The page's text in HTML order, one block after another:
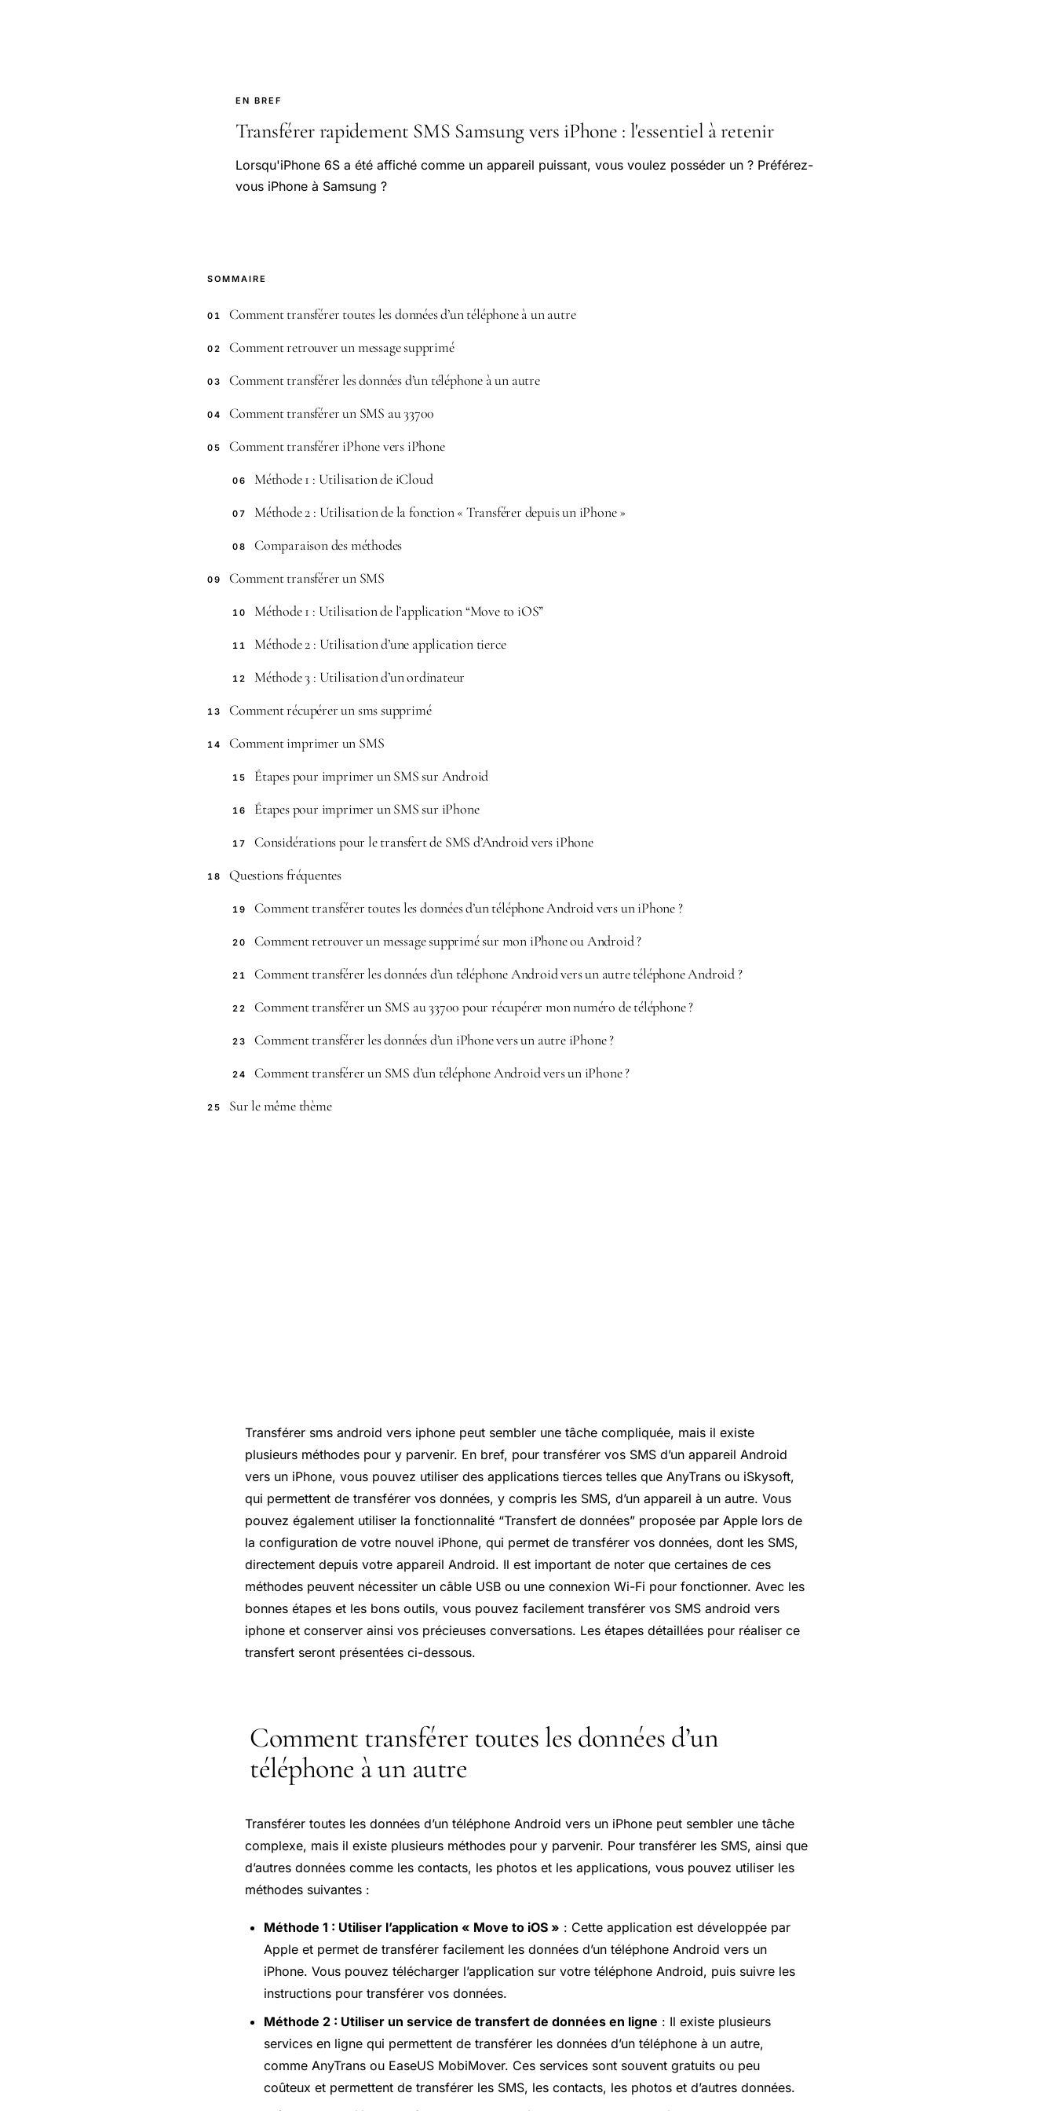
EN BREF
Transférer rapidement SMS Samsung vers iPhone : l'essentiel à retenir
Lorsqu'iPhone 6S a été affiché comme un appareil puissant, vous voulez posséder un ? Préférez-
vous iPhone à Samsung ?
SOMMAIRE
01 Comment transférer toutes les données d’un téléphone à un autre
02 Comment retrouver un message supprimé
03 Comment transférer les données d’un téléphone à un autre
04 Comment transférer un SMS au 33700
05 Comment transférer iPhone vers iPhone
06 Méthode 1 : Utilisation de iCloud
07 Méthode 2 : Utilisation de la fonction « Transférer depuis un iPhone »
08 Comparaison des méthodes
09 Comment transférer un SMS
10 Méthode 1 : Utilisation de l’application “Move to iOS”
11 Méthode 2 : Utilisation d’une application tierce
12 Méthode 3 : Utilisation d’un ordinateur
13 Comment récupérer un sms supprimé
14 Comment imprimer un SMS
15 Étapes pour imprimer un SMS sur Android
16 Étapes pour imprimer un SMS sur iPhone
17 Considérations pour le transfert de SMS d’Android vers iPhone
18 Questions fréquentes
19 Comment transférer toutes les données d’un téléphone Android vers un iPhone ?
20 Comment retrouver un message supprimé sur mon iPhone ou Android ?
21 Comment transférer les données d’un téléphone Android vers un autre téléphone Android ?
22 Comment transférer un SMS au 33700 pour récupérer mon numéro de téléphone ?
23 Comment transférer les données d’un iPhone vers un autre iPhone ?
24 Comment transférer un SMS d’un téléphone Android vers un iPhone ?
25 Sur le même thème
Transférer sms android vers iphone peut sembler une tâche compliquée, mais il existe
plusieurs méthodes pour y parvenir. En bref, pour transférer vos SMS d’un appareil Android
vers un iPhone, vous pouvez utiliser des applications tierces telles que AnyTrans ou iSkysoft,
qui permettent de transférer vos données, y compris les SMS, d’un appareil à un autre. Vous
pouvez également utiliser la fonctionnalité “Transfert de données” proposée par Apple lors de
la configuration de votre nouvel iPhone, qui permet de transférer vos données, dont les SMS,
directement depuis votre appareil Android. Il est important de noter que certaines de ces
méthodes peuvent nécessiter un câble USB ou une connexion Wi-Fi pour fonctionner. Avec les
bonnes étapes et les bons outils, vous pouvez facilement transférer vos SMS android vers
iphone et conserver ainsi vos précieuses conversations. Les étapes détaillées pour réaliser ce
transfert seront présentées ci-dessous.
Comment transférer toutes les données d’un
téléphone à un autre
Transférer toutes les données d’un téléphone Android vers un iPhone peut sembler une tâche
complexe, mais il existe plusieurs méthodes pour y parvenir. Pour transférer les SMS, ainsi que
d’autres données comme les contacts, les photos et les applications, vous pouvez utiliser les
méthodes suivantes :
Méthode 1 : Utiliser l’application « Move to iOS » : Cette application est développée par
Apple et permet de transférer facilement les données d’un téléphone Android vers un
iPhone. Vous pouvez télécharger l’application sur votre téléphone Android, puis suivre les
instructions pour transférer vos données.
Méthode 2 : Utiliser un service de transfert de données en ligne : Il existe plusieurs
services en ligne qui permettent de transférer les données d’un téléphone à un autre,
comme AnyTrans ou EaseUS MobiMover. Ces services sont souvent gratuits ou peu
coûteux et permettent de transférer les SMS, les contacts, les photos et d’autres données.